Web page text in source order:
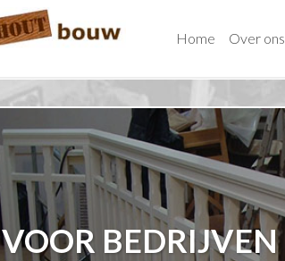
Home Over ons
VOOR BEDRIJVEN